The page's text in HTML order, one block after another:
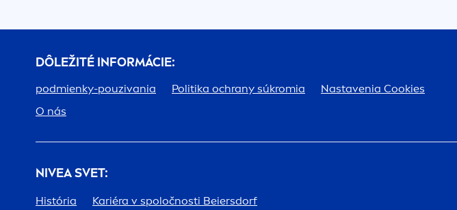
DÔLEŽITÉ INFORMÁCIE:
podmienky-pouzivania Politika ochrany súkromia
Nastavenia Cookies
O nás
NIVEASVET:
História Kariéra v spoločnosti Beiersdorf